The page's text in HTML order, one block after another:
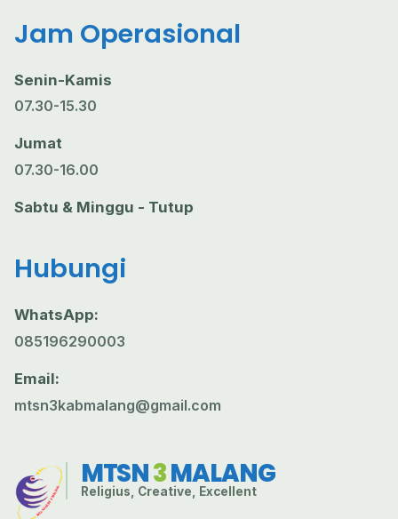
Jam Operasional
Senin-Kamis
07.30-15.30
Jumat
07.30-16.00
Sabtu & Minggu - Tutup
Hubungi
WhatsApp:
085196290003
Email:
mtsn3kabmalang@gmail.com
MTSN3MALANG
Religius, Creative, Excellent